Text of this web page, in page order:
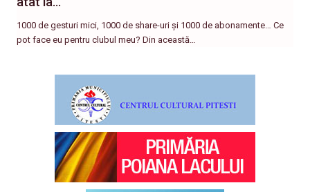
1000 de gesturi mici, 1000 de share-uri și 1000 de abonamente… Ce
pot face eu pentru clubul meu? Din această…